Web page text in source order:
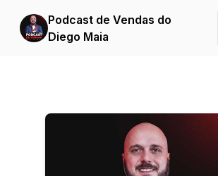
Podcast de Vendas do
Diego Maia